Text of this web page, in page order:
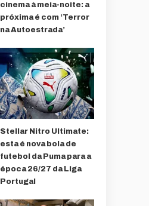
cinema à meia-noite: a
próxima é com ‘Terror
na Autoestrada’
Stellar Nitro Ultimate:
esta é nova bola de
futebol da Puma para a
época 26/27 da Liga
Portugal